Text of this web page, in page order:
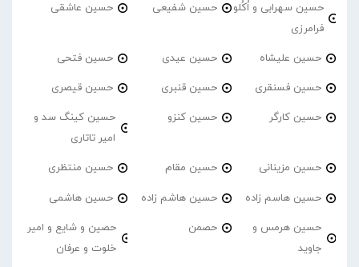
حسین سهرابی و اُکُلو
فرامرزی
حسین شفیعی حسین عاشقی
حسین علیشاه حسین عیدی حسین فتحی
حسین فسنقری حسین قنبری حسین قیصری
حسین کارگر حسین کنزو
حسین کینگ سد و
امیر تاتاری
حسین مزینانی حسین مقام حسین منتظری
حسین هاسم زاده حسین هاشم زاده حسین هاشمی
حسین هرمس و
جاوید
حصمن
حصین و شایع و امیر
خلوت و عرفان